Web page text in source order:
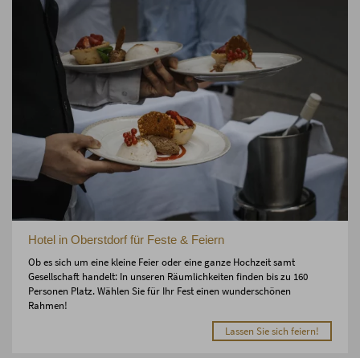
Hotel in Oberstdorf für Feste & Feiern
Ob es sich um eine kleine Feier oder eine ganze Hochzeit samt
Gesellschaft handelt: In unseren Räumlichkeiten finden bis zu 160
Personen Platz. Wählen Sie für Ihr Fest einen wunderschönen
Rahmen!
Lassen Sie sich feiern!